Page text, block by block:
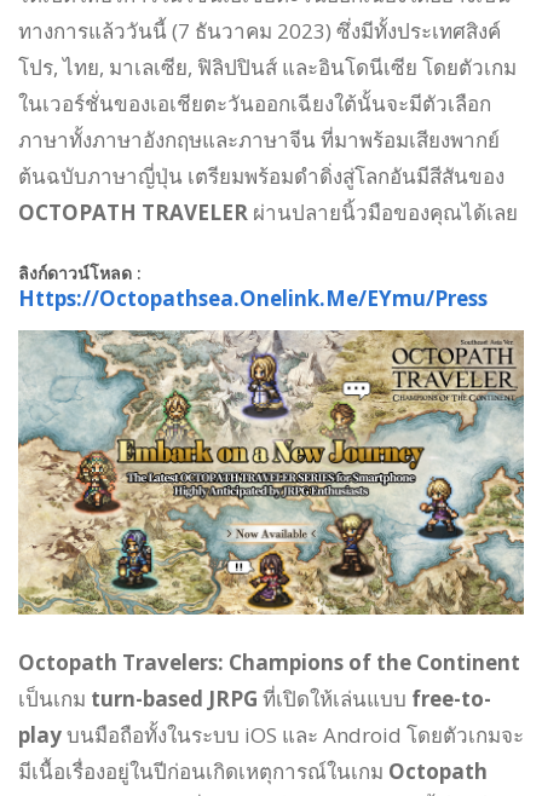
ทางการแล้ววันนี้ (7 ธันวาคม 2023) ซึ่งมีทั้งประเทศสิงค์
โปร, ไทย, มาเลเซีย, ฟิลิปปินส์ และอินโดนีเซีย โดยตัวเกม
ในเวอร์ชั่นของเอเชียตะวันออกเฉียงใต้นั้นจะมีตัวเลือก
ภาษาทั้งภาษาอังกฤษและภาษาจีน ที่มาพร้อมเสียงพากย์
ต้นฉบับภาษาญี่ปุ่น เตรียมพร้อมดำดิ่งสู่โลกอันมีสีสันของ
OCTOPATH TRAVELER ผ่านปลายนิ้วมือของคุณได้เลย
ลิงก์ดาวน์โหลด :
Https://octopathsea.onelink.me/eYmu/press
Octopath Travelers: Champions of the Continent
เป็นเกม turn-based JRPG ที่เปิดให้เล่นแบบ free-to-
playบนมือถือทั้งในระบบ iOS และ Android โดยตัวเกมจะ
มีเนื้อเรื่องอยู่ในปีก่อนเกิดเหตุการณ์ในเกม Octopath